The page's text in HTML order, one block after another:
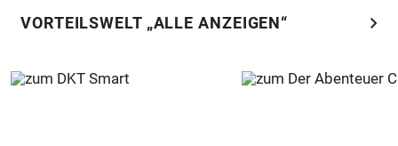
VORTEILSWELT „ALLE ANZEIGEN“ chevron_right